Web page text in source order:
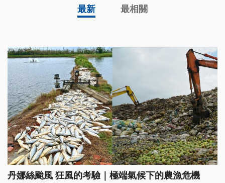
最新 最相關
丹娜絲颱風 狂風的考驗｜極端氣候下的農漁危機